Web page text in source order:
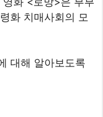
화 치매사회의 모
대해 알아보도록